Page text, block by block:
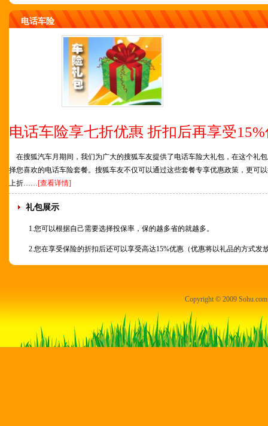
电话车险
电话车险享七折优惠 折扣后再享受
在搜狐汽车月期间，我们为广大的搜狐车友提供了电话车险大礼包，在这个礼
择您喜欢的电话车险套餐。搜狐车友不仅可以通过这些套餐专享优惠政策，更可
上折……[查看详情]
礼包展示
1.您可以根据自己需要选择投保率，保的越多省的就越多。
2.您在享受保险的折扣后还可以享受高达15%优惠（优惠将以礼品的方式发
Copyright © 2009